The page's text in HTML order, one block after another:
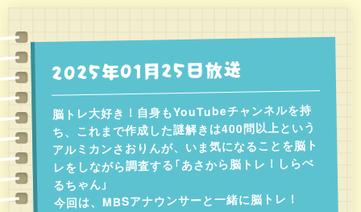
映画 アナウンサー
グッズ
EN 検索 番組表
2025年01月25日放送
脳トレ大好き！自身もYouTubeチャンネルを持
ち、これまで作成した謎解きは400問以上という
アルミカンさおりんが、いま気になることを脳ト
レをしながら調査する「あさから脳トレ！しらべ
るちゃん」
今回は、MBSアナウンサーと一緒に脳トレ！